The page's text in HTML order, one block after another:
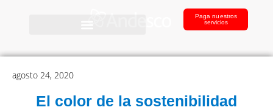
Paga nuestros
servicios
agosto 24, 2020
El color de la sostenibilidad